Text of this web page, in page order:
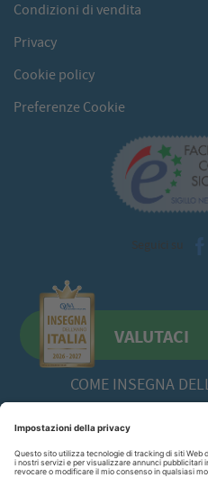
Condizioni di vendita
Privacy
Cookie policy
Preferenze Cookie
Seguici su
VALUTACI
COME INSEGNA